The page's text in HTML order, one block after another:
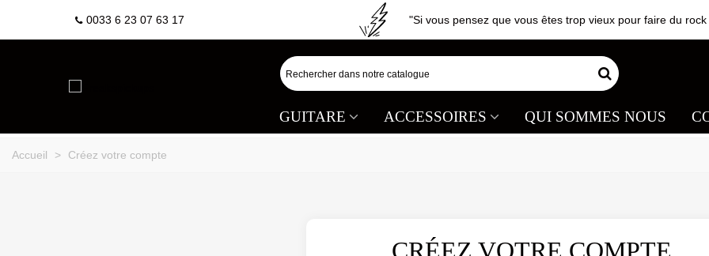
0033 6 23 07 63 17 "Si vous pensez que vous êtes trop vieux pour faire du
GUITARE ACCESSOIRES QUI SOMMES NOUS
Accueil > Créez votre compte